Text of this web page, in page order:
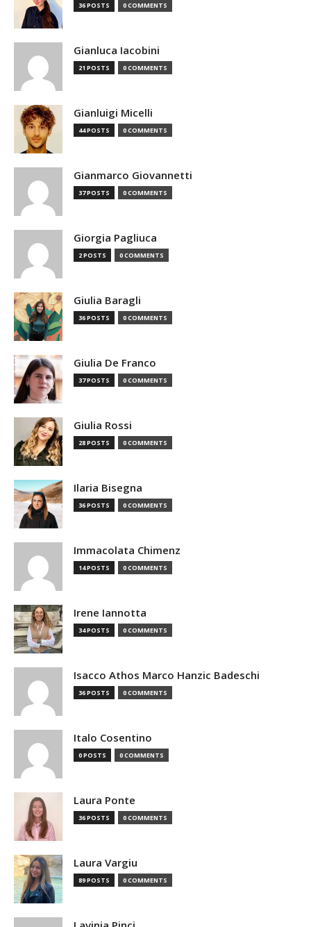
36 POSTS 0 COMMENTS
Gianluca Iacobini
21 POSTS 0 COMMENTS
Gianluigi Micelli
44 POSTS 0 COMMENTS
Gianmarco Giovannetti
37 POSTS 0 COMMENTS
Giorgia Pagliuca
2 POSTS 0 COMMENTS
Giulia Baragli
36 POSTS 0 COMMENTS
Giulia De Franco
37 POSTS 0 COMMENTS
Giulia Rossi
28 POSTS 0 COMMENTS
Ilaria Bisegna
36 POSTS 0 COMMENTS
Immacolata Chimenz
14 POSTS 0 COMMENTS
Irene Iannotta
34 POSTS 0 COMMENTS
Isacco Athos Marco Hanzic Badeschi
36 POSTS 0 COMMENTS
Italo Cosentino
0 POSTS 0 COMMENTS
Laura Ponte
36 POSTS 0 COMMENTS
Laura Vargiu
89 POSTS 0 COMMENTS